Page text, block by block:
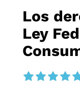
Los
Ley